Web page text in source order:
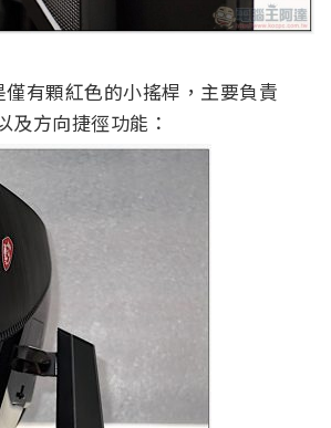
有顆紅色的小搖桿，主要負責
及方向捷徑功能：